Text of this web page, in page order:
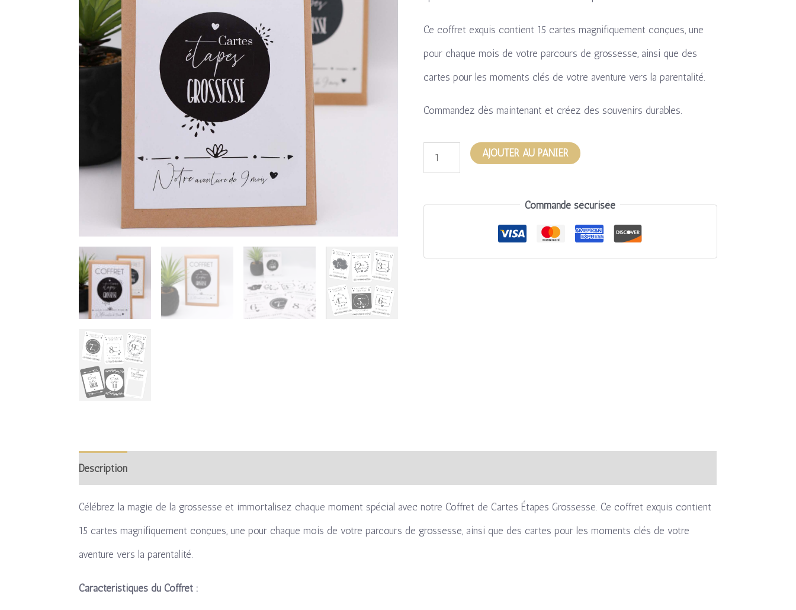
Ce coffret exquis contient 15 cartes magnifiquement conçues, une
pour chaque mois de votre parcours de grossesse, ainsi que des
cartes pour les moments clés de votre aventure vers la parentalité.
Commandez dès maintenant et créez des souvenirs durables.
AJOUTER AU PANIER
Commande sécurisée
Description
Célébrez la magie de la grossesse et immortalisez chaque moment spécial avec notre Coffret de Cartes Étapes Grossesse. Ce coffret exquis contient
15 cartes magnifiquement conçues, une pour chaque mois de votre parcours de grossesse, ainsi que des cartes pour les moments clés de votre
aventure vers la parentalité.
Caractéristiques du Coffret :